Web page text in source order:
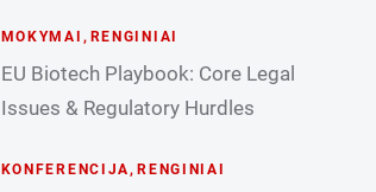
MOKYMAI , RENGINIAI
EU Biotech Playbook: Core Legal
Issues & Regulatory Hurdles
KONFERENCIJA ,RENGINIAI